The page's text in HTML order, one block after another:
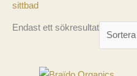
sittbad
Endast ett sökresultat